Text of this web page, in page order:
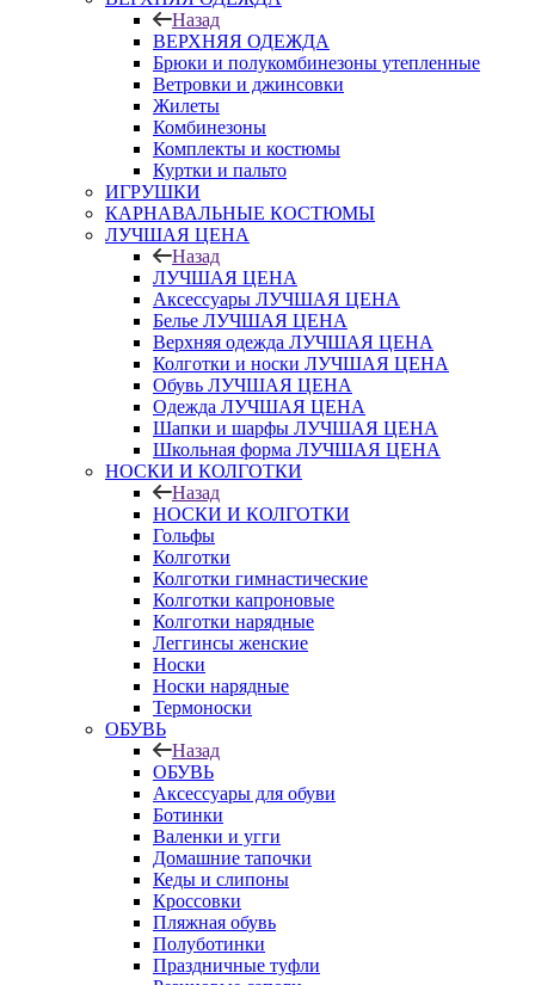
Назад
ВЕРХНЯЯ ОДЕЖДА
Брюки и полукомбинезоны утепленные
Ветровки и джинсовки
Жилеты
Комбинезоны
Комплекты и костюмы
Куртки и пальто
ИГРУШКИ
КАРНАВАЛЬНЫЕ КОСТЮМЫ
ЛУЧШАЯ ЦЕНА
Назад
ЛУЧШАЯ ЦЕНА
Аксессуары ЛУЧШАЯ ЦЕНА
Белье ЛУЧШАЯ ЦЕНА
Верхняя одежда ЛУЧШАЯ ЦЕНА
Колготки и носки ЛУЧШАЯ ЦЕНА
Обувь ЛУЧШАЯ ЦЕНА
Одежда ЛУЧШАЯ ЦЕНА
Шапки и шарфы ЛУЧШАЯ ЦЕНА
Школьная форма ЛУЧШАЯ ЦЕНА
НОСКИ И КОЛГОТКИ
Назад
НОСКИ И КОЛГОТКИ
Гольфы
Колготки
Колготки гимнастические
Колготки капроновые
Колготки нарядные
Леггинсы женские
Носки
Носки нарядные
Термоноски
ОБУВЬ
Назад
ОБУВЬ
Аксессуары для обуви
Ботинки
Валенки и угги
Домашние тапочки
Кеды и слипоны
Кроссовки
Пляжная обувь
Полуботинки
Праздничные туфли